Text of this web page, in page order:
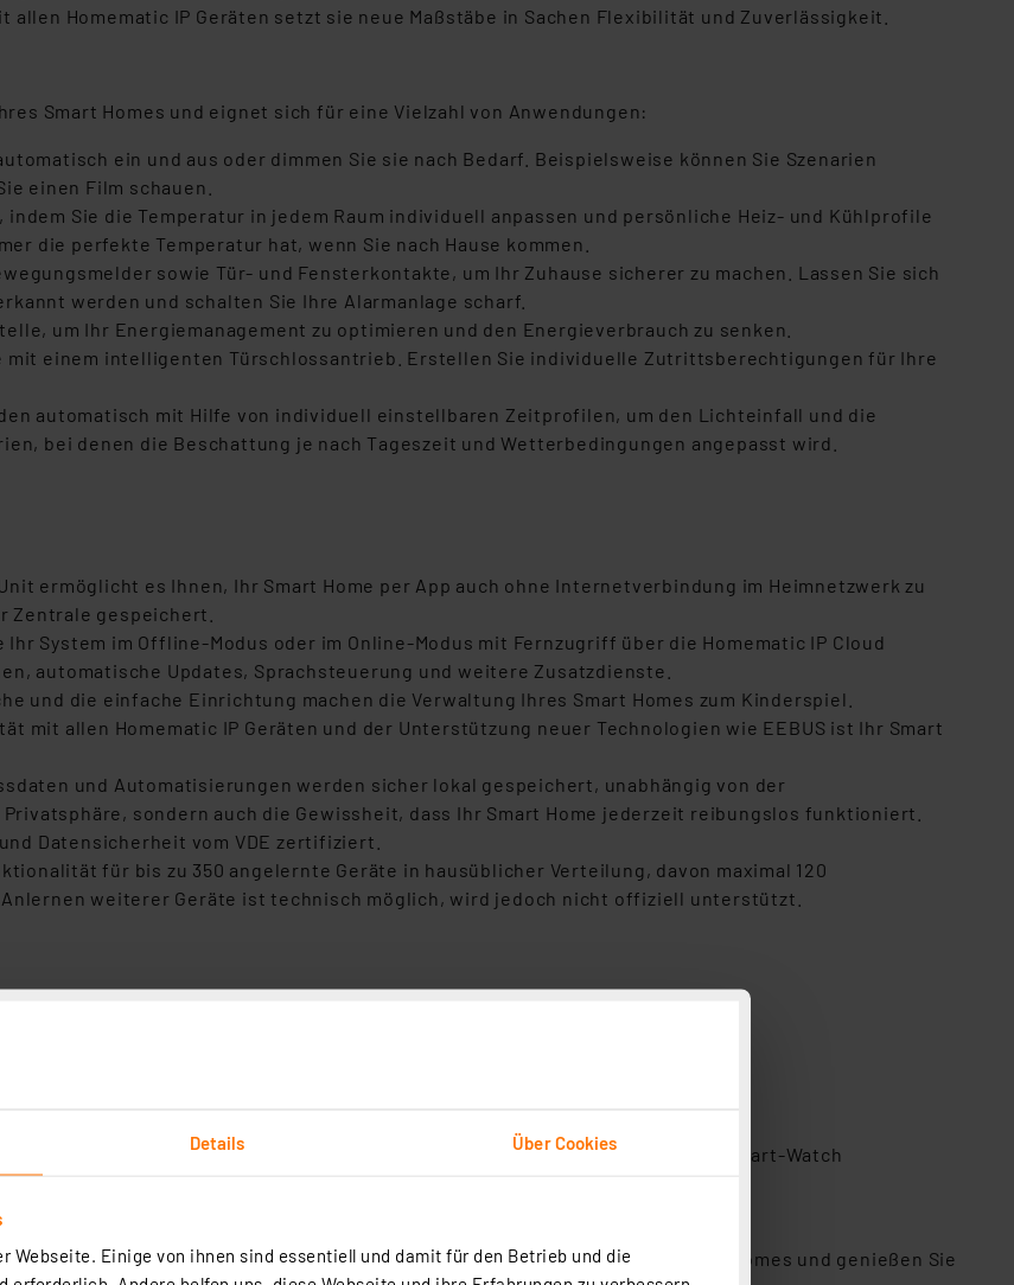
Details Über Cookies
Webseite. Einige von ihnen sind essentiell und damit für den Betrieb und die
Homematic IP Geräten setzt sie neue Maßstäbe in Sachen Flexibilität und Zuverlässigkeit.
Smart Homes und eignet sich für eine Vielzahl von Anwendungen:
ein und aus oder dimmen Sie sie nach Bedarf. Beispielsweise können Sie Szenarien
einen Film schauen.
Sie die Temperatur in jedem Raum individuell anpassen und persönliche Heiz- und Kühlprofile
die perfekte Temperatur hat, wenn Sie nach Hause kommen.
sowie Tür- und Fensterkontakte, um Ihr Zuhause sicherer zu machen. Lassen Sie sich
werden und schalten Sie Ihre Alarmanlage scharf.
um Ihr Energiemanagement zu optimieren und den Energieverbrauch zu senken.
mit einem intelligenten Türschlossantrieb. Erstellen Sie individuelle Zutrittsberechtigungen für Ihre
automatisch mit Hilfe von individuell einstellbaren Zeitprofilen, um den Lichteinfall und die
bei denen die Beschattung je nach Tageszeit und Wetterbedingungen angepasst wird.
ermöglicht es Ihnen, Ihr Smart Home per App auch ohne Internetverbindung im Heimnetzwerk zu
Zentrale gespeichert.
System im Offline-Modus oder im Online-Modus mit Fernzugriff über die Homematic IP Cloud
automatische Updates, Sprachsteuerung und weitere Zusatzdienste.
und die einfache Einrichtung machen die Verwaltung Ihres Smart Homes zum Kinderspiel.
mit allen Homematic IP Geräten und der Unterstützung neuer Technologien wie EEBUS ist Ihr Smart
und Automatisierungen werden sicher lokal gespeichert, unabhängig von der
sondern auch die Gewissheit, dass Ihr Smart Home jederzeit reibungslos funktioniert.
Datensicherheit vom VDE zertifiziert.
für bis zu 350 angelernte Geräte in hausüblicher Verteilung, davon maximal 120
weiterer Geräte ist technisch möglich, wird jedoch nicht offiziell unterstützt.
Fernzugriff (nur im Online Modus)
Homematic Geräte**, Philips Hue Leuchten***
Homematic-IP Funksender, Homematic IP Sensoren und zukünftig auch per Smart-Watch
Einstellungen
smarter, sicherer und effizienter. Entdecken Sie die Zukunft des Smart Homes und genießen Sie